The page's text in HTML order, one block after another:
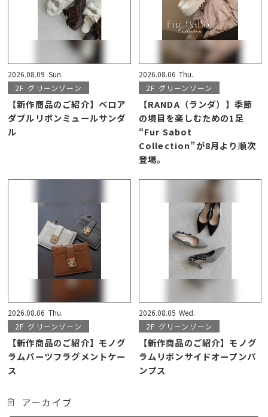
2026.08.09 Sun.
2F グリーンゾーン
【新作商品のご紹介】ベロア
ダブルリボンミュールサンダ
ル
2026.08.06 Thu.
2F グリーンゾーン
【RANDA（ランダ）】季節
の境目を楽しむための1足
“Fur Sabot
Collection”が8月より順次
登場。
2026.08.06 Thu.
2F グリーンゾーン
【新作商品のご紹介】モノグ
ラムパーツフラグメントケー
ス
2026.08.05 Wed.
2F グリーンゾーン
【新作商品のご紹介】モノグ
ラムリボンサイドオープンパ
ンプス
アーカイブ